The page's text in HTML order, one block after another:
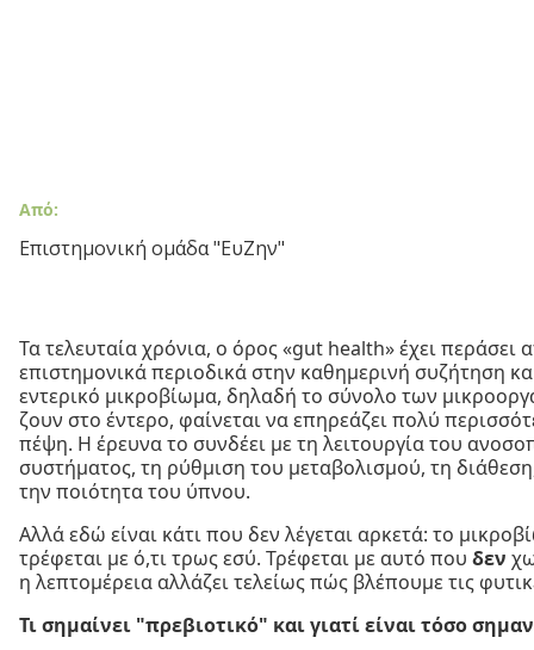
Από:
Επιστημονική ομάδα "ΕυΖην"
Τα τελευταία χρόνια, ο όρος «gut health» έχει περάσει
επιστημονικά περιοδικά στην καθημερινή συζήτηση
εντερικό μικροβίωμα, δηλαδή το σύνολο των
ζουν στο έντερο, φαίνεται να επηρεάζει πολύ
πέψη. Η έρευνα το συνδέει με τη λειτουργία του
συστήματος, τη ρύθμιση του μεταβολισμού, τη
την ποιότητα του ύπνου.
Αλλά εδώ είναι κάτι που δεν λέγεται αρκετά: το
τρέφεται με ό,τι τρως εσύ. Τρέφεται με αυτό που δεν
η λεπτομέρεια αλλάζει τελείως πώς βλέπουμε τις
Τι σημαίνει "πρεβιοτικό" και γιατί είναι τόσο